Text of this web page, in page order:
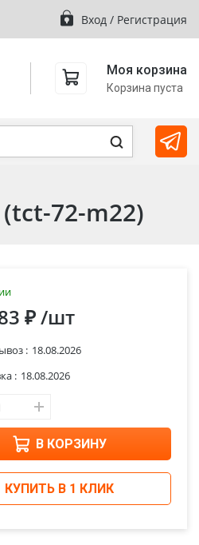
Вход / Регистрация
Моя корзина
Корзина пуста
72-m22)
₽/шт
: 18.08.2026
: 18.08.2026
В КОРЗИНУ
КУПИТЬ В 1 КЛИК